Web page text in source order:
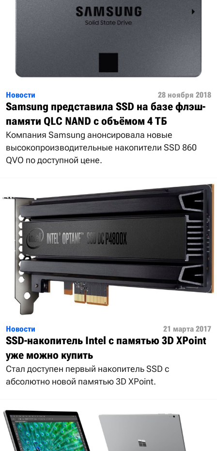
Новости 28 ноября 2018
Samsung представила SSD на базе флэш-
памяти QLC NAND с объёмом 4 ТБ
Компания Samsung анонсировала новые
высокопроизводительные накопители SSD 860
QVO по доступной цене.
Новости 21 марта 2017
SSD-накопитель Intel с памятью 3D XPoint
уже можно купить
Стал доступен первый накопитель SSD с
абсолютно новой памятью 3D XPoint.